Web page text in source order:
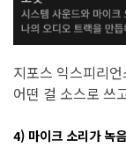
지포스 익스피리
어떤 걸 소스로 쓰
4) 마이크 소리가 녹